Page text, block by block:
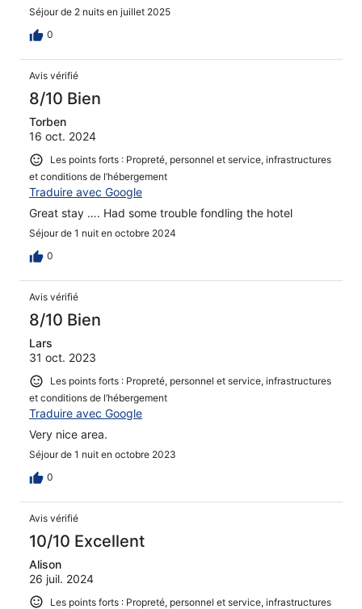
Séjour de 2 nuits en juillet 2025
0
Avis vérifié
8/10 Bien
Torben
16 oct. 2024
Les points forts : Propreté, personnel et service, infrastructures
et conditions de l’hébergement
Traduire avec Google
Great stay …. Had some trouble fondling the hotel
Séjour de 1 nuit en octobre 2024
0
Avis vérifié
8/10 Bien
Lars
31 oct. 2023
Les points forts : Propreté, personnel et service, infrastructures
et conditions de l’hébergement
Traduire avec Google
Very nice area.
Séjour de 1 nuit en octobre 2023
0
Avis vérifié
10/10 Excellent
Alison
26 juil. 2024
Les points forts : Propreté, personnel et service, infrastructures